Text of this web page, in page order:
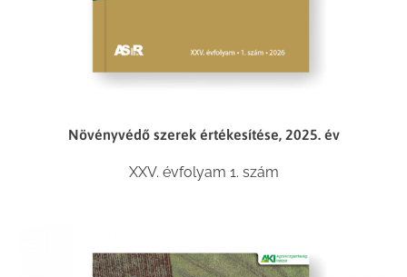
Növényvédő szerek értékesítése, 2025. év
XXV. évfolyam 1. szám